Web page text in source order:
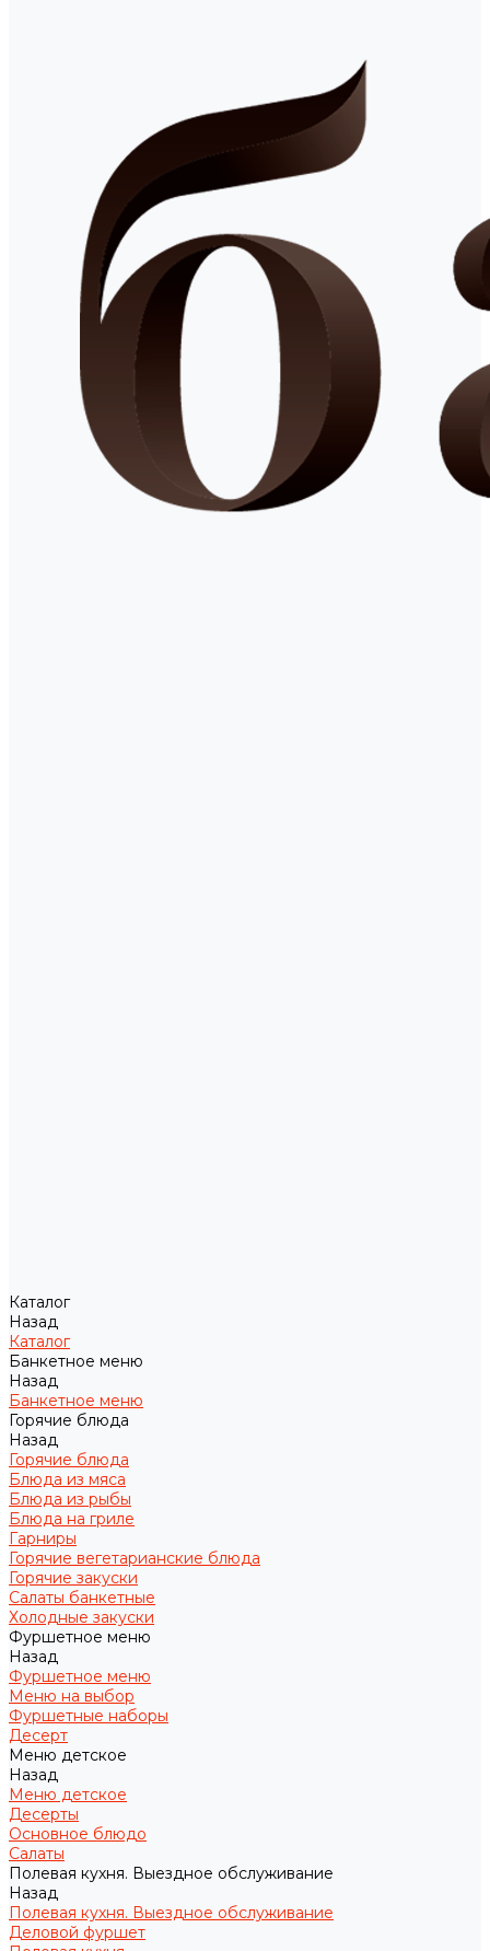
Каталог
Назад
Каталог
Банкетное меню
Назад
Банкетное меню
Горячие блюда
Назад
Горячие блюда
Блюда из мяса
Блюда из рыбы
Блюда на гриле
Гарниры
Горячие вегетарианские блюда
Горячие закуски
Салаты банкетные
Холодные закуски
Фуршетное меню
Назад
Фуршетное меню
Меню на выбор
Фуршетные наборы
Десерт
Меню детское
Назад
Меню детское
Десерты
Основное блюдо
Салаты
Полевая кухня. Выездное обслуживание
Назад
Полевая кухня. Выездное обслуживание
Деловой фуршет